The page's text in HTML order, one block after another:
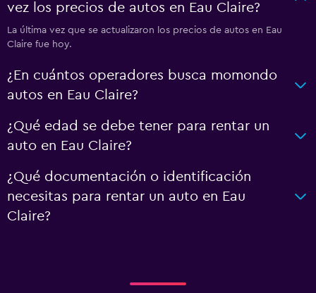
vez los precios de autos en Eau Claire?
La última vez que se actualizaron los precios de autos en Eau
Claire fue hoy.
¿En cuántos operadores busca momondo
autos en Eau Claire?
¿Qué edad se debe tener para rentar un
auto en Eau Claire?
¿Qué documentación o identificación
necesitas para rentar un auto en Eau
Claire?